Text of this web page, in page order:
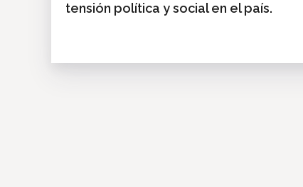
tensión política y social en el país.